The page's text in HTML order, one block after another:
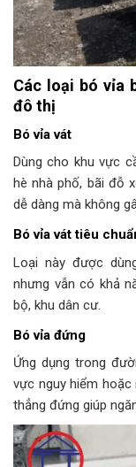
Các loại bó vỉa
đô thị
Bó vỉa vát
Dùng cho khu vực
hè nhà phố, bãi đỗ
dễ dàng mà không
Bó vỉa vát tiêu
Loại này được
nhưng vẫn có khả
bộ, khu dân cư.
Bó vỉa đứng
Ứng dụng trong
vực nguy hiểm
thẳng đứng giúp